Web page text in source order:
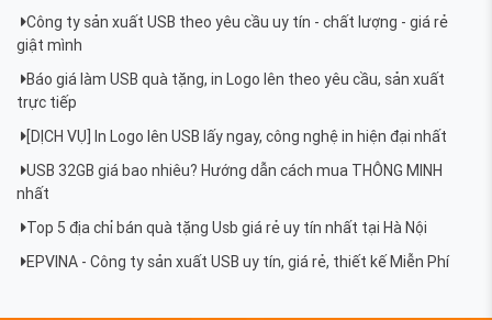
Công ty sản xuất USB theo yêu cầu uy tín - chất lượng - giá rẻ
giật mình
Báo giá làm USB quà tặng, in Logo lên theo yêu cầu, sản xuất
trực tiếp
[DỊCH VỤ] In Logo lên USB lấy ngay, công nghệ in hiện đại nhất
USB 32GB giá bao nhiêu? Hướng dẫn cách mua THÔNG MINH
nhất
​Top 5 địa chỉ bán quà tặng Usb giá rẻ uy tín nhất tại Hà Nội
EPVINA - Công ty sản xuất USB uy tín, giá rẻ, thiết kế Miễn Phí